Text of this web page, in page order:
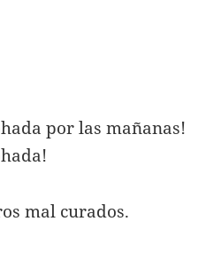
por las mañanas!
mal curados.